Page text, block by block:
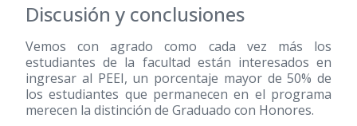
Discusión y conclusiones
Vemos con agrado como cada vez más los
estudiantes de la facultad están interesados en
ingresar al PEEI, un porcentaje mayor de 50% de
los estudiantes que permanecen en el programa
merecen la distinción de Graduado con Honores.